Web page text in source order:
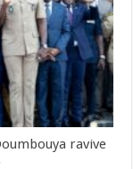
ravive